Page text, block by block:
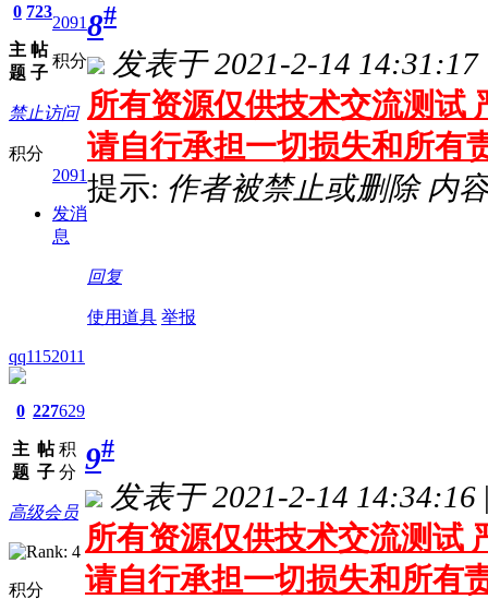
0
主
题
723
帖
子
2091
积分
禁止访问
积分
2091
发消
息
8#
发表于 2021-2-14 14:31:17
所有资源仅供技术交流测试
请自行承担一切损失和所有
提示: 作者被禁止或删除 内
回复
使用道具 举报
qq1152011
0
主
题
227
帖
子
629
积
分
高级会员
积分
9#
发表于 2021-2-14 14:34:16
所有资源仅供技术交流测试
请自行承担一切损失和所有